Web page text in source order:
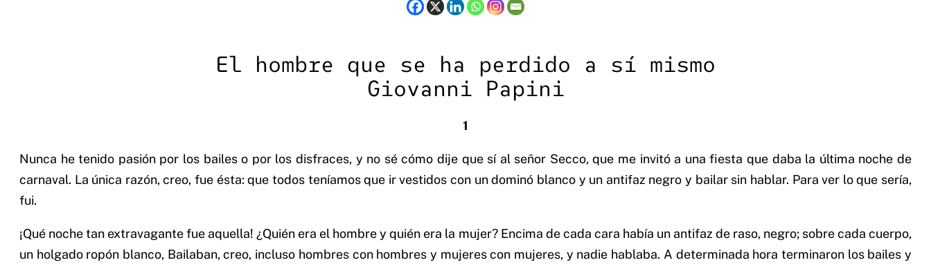
El hombre que se ha perdido a sí mismo
Giovanni Papini
1
Nunca he tenido pasión por los bailes o por los disfraces, y no sé cómo dije que sí al señor Secco, que me invitó a una fiesta que daba la última noche de
carnaval. La única razón, creo, fue ésta: que todos teníamos que ir vestidos con un dominó blanco y un antifaz negro y bailar sin hablar. Para ver lo que sería,
fui.
¡Qué noche tan extravagante fue aquella! ¿Quién era el hombre y quién era la mujer? Encima de cada cara había un antifaz de raso, negro; sobre cada cuerpo,
un holgado ropón blanco, Bailaban, creo, incluso hombres con hombres y mujeres con mujeres, y nadie hablaba. A determinada hora terminaron los bailes y